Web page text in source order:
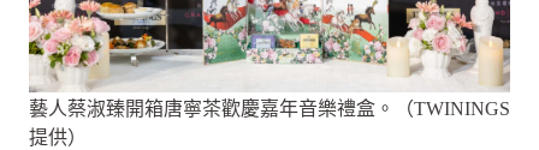
藝人蔡淑臻開箱唐寧茶歡慶嘉年音樂禮盒。（TWININGS
提供）